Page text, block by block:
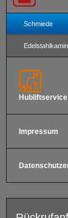
Schmiede
Hubliftservice
Impressum